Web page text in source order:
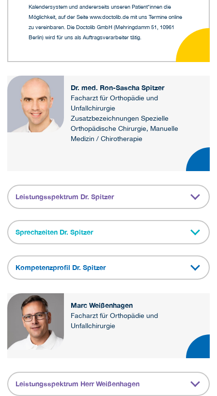
Kalendersystem und andererseits unseren Patient*innen die
Möglichkeit, auf der Seite www.doctolib.de mit uns Termine online
zu vereinbaren. Die Doctolib GmbH (Mehringdamm 51, 10961
Berlin) wird für uns als Auftragsverarbeiter tätig.
Dr. med. Ron-Sascha Spitzer
Facharzt für Orthopädie und
Unfallchirurgie
Zusatzbezeichnungen Spezielle
Orthopädische Chirurgie, Manuelle
Medizin / Chirotherapie
Leistungsspektrum Dr. Spitzer
Sprechzeiten Dr. Spitzer
Kompetenzprofil Dr. Spitzer
Marc Weißenhagen
Facharzt für Orthopädie und
Unfallchirurgie
Leistungsspektrum Herr Weißenhagen